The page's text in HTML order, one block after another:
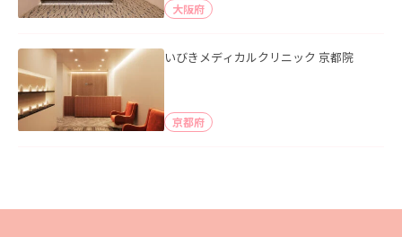
大阪府
いびきメディカルクリニック 京都院
京都府